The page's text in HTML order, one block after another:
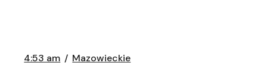
4:53 am Mazowieckie